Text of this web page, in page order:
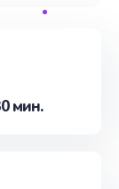
на
мин.